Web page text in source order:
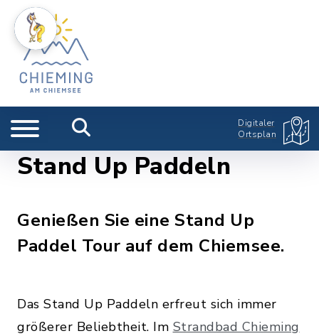
Digitaler
Ortsplan
Stand Up Paddeln
Genießen Sie eine Stand Up
Paddel Tour auf dem Chiemsee.
Das Stand Up Paddeln erfreut sich immer
größerer Beliebtheit. Im Strandbad Chieming